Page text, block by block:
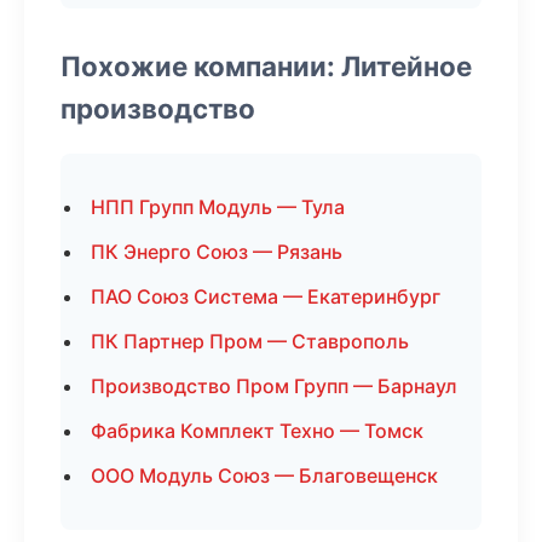
Похожие компании: Литейное
производство
НПП Групп Модуль — Тула
ПК Энерго Союз — Рязань
ПАО Союз Система — Екатеринбург
ПК Партнер Пром — Ставрополь
Производство Пром Групп — Барнаул
Фабрика Комплект Техно — Томск
ООО Модуль Союз — Благовещенск